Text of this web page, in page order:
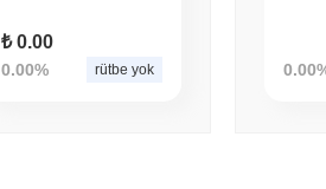
₺ 0.00
0.00% rütbe yok